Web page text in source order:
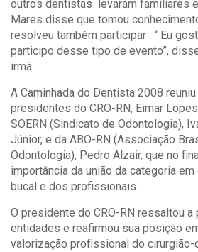
outros dentistas levaram familiares
Mares disse que tomou
resolveu também participar . “ Eu
participo desse tipo de evento”,
irmã.
A Caminhada do Dentista 2008
presidentes do CRO-RN, Eimar
SOERN (Sindicato de Odontologia),
Júnior, e da ABO-RN (Associação
Odontologia), Pedro Alzair, que no
importância da união da categoria
bucal e dos profissionais.
O presidente do CRO-RN ressaltou a
entidades e reafirmou sua posição
valorização profissional do cirurgião-